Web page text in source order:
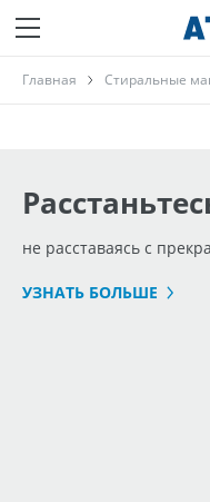
Главная Стиральные
не расставаясь с
УЗНАТЬ БОЛЬШЕ